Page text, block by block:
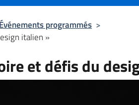
Événements programmés >
italien »
et défis du